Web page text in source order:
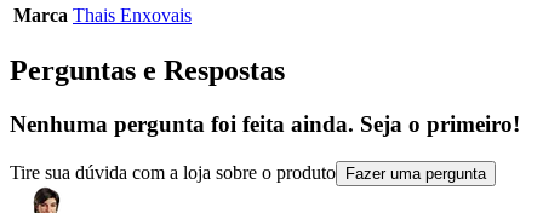
Marca Thais Enxovais
Perguntas e Respostas
Nenhuma pergunta foi feita ainda. Seja o primeiro!
Tire sua dúvida com a loja sobre o produto Fazer uma pergunta